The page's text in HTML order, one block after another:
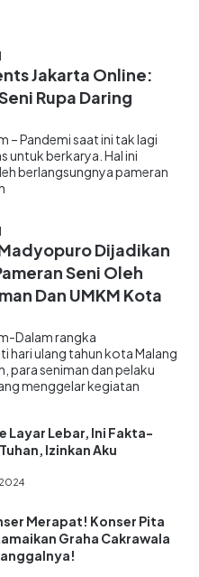
Jakarta Online:
Rupa Daring
– Pandemi saat ini tak lagi
untuk berkarya. Hal ini
berlangsungnya pameran
Dijadikan
Seni Oleh
Dan UMKM Kota
Dalam rangka
hari ulang tahun kota Malang
para seniman dan pelaku
menggelar kegiatan
Layar Lebar, Ini Fakta-
Izinkan Aku
Merapat! Konser Pita
Graha Cakrawala